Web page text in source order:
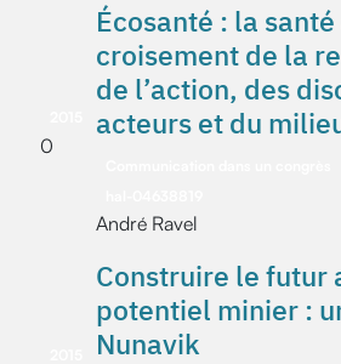
0
Écosanté : la santé
croisement de la
de l’action, des
acteurs et du
André Ravel
Construire le futur
potentiel minier :
Nunavik